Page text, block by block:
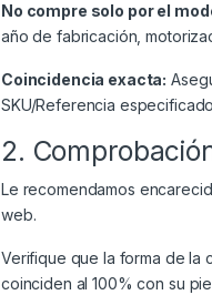
No compre solo por el
año de fabricación,
Coincidencia exacta:
SKU/Referencia
2.
Le recomendamos
web.
Verifique que la forma de la
coinciden al 100% con su